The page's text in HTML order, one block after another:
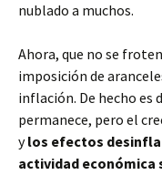
nublado a muchos.
Ahora, que no se
imposición de
inflación. De hecho es
permanece, pero el
ylos efectos
actividad económica